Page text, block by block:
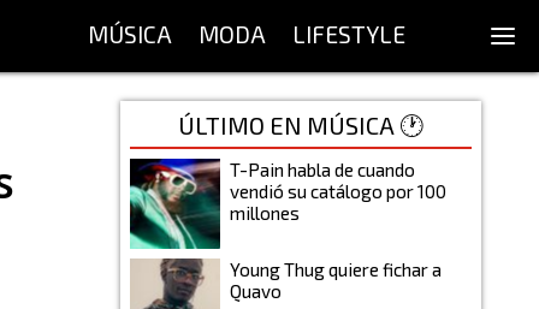
MÚSICA MODA LIFESTYLE
ÚLTIMO EN MÚSICA 🕐
T-Pain habla de cuando
vendió su catálogo por 100
millones
Young Thug quiere fichar a
Quavo